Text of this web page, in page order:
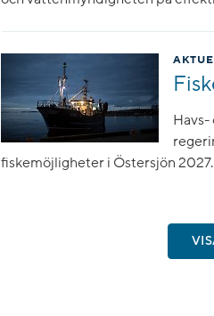
fiskemöjligheter i Östersjön 2027.